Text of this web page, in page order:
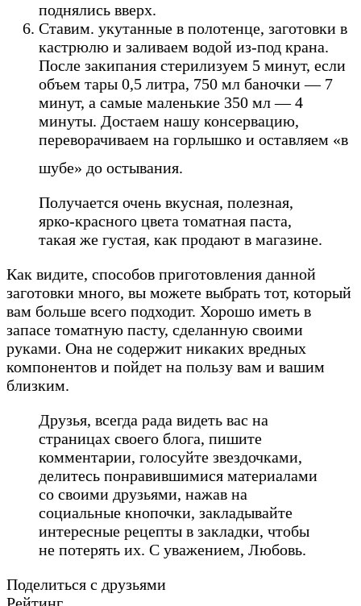
поднялись вверх.
Ставим. укутанные в полотенце, заготовки в
кастрюлю и заливаем водой из-под крана.
После закипания стерилизуем 5 минут, если
объем тары 0,5 литра, 750 мл баночки — 7
минут, а самые маленькие 350 мл — 4
минуты. Достаем нашу консервацию,
переворачиваем на горлышко и оставляем «в
шубе» до остывания.
Получается очень вкусная, полезная,
ярко-красного цвета томатная паста,
такая же густая, как продают в магазине.
Как видите, способов приготовления данной
заготовки много, вы можете выбрать тот, который
вам больше всего подходит. Хорошо иметь в
запасе томатную пасту, сделанную своими
руками. Она не содержит никаких вредных
компонентов и пойдет на пользу вам и вашим
близким.
Друзья, всегда рада видеть вас на
страницах своего блога, пишите
комментарии, голосуйте звездочками,
делитесь понравившимися материалами
со своими друзьями, нажав на
социальные кнопочки, закладывайте
интересные рецепты в закладки, чтобы
не потерять их. С уважением, Любовь.
Поделиться с друзьями